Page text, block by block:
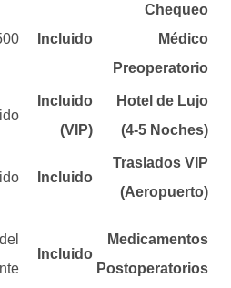
Chequeo
Médico
Preoperatorio
Incluido
500 € – 1.000 €
Hotel de Lujo
(4-5 Noches)
Incluido
(VIP)
Traslados VIP
(Aeropuerto)
Incluido
Medicamentos
Postoperatorios
Incluido